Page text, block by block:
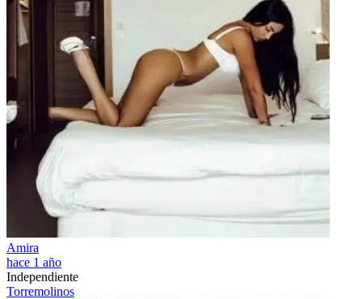
Amira
hace 1 año
Independiente
Torremolinos